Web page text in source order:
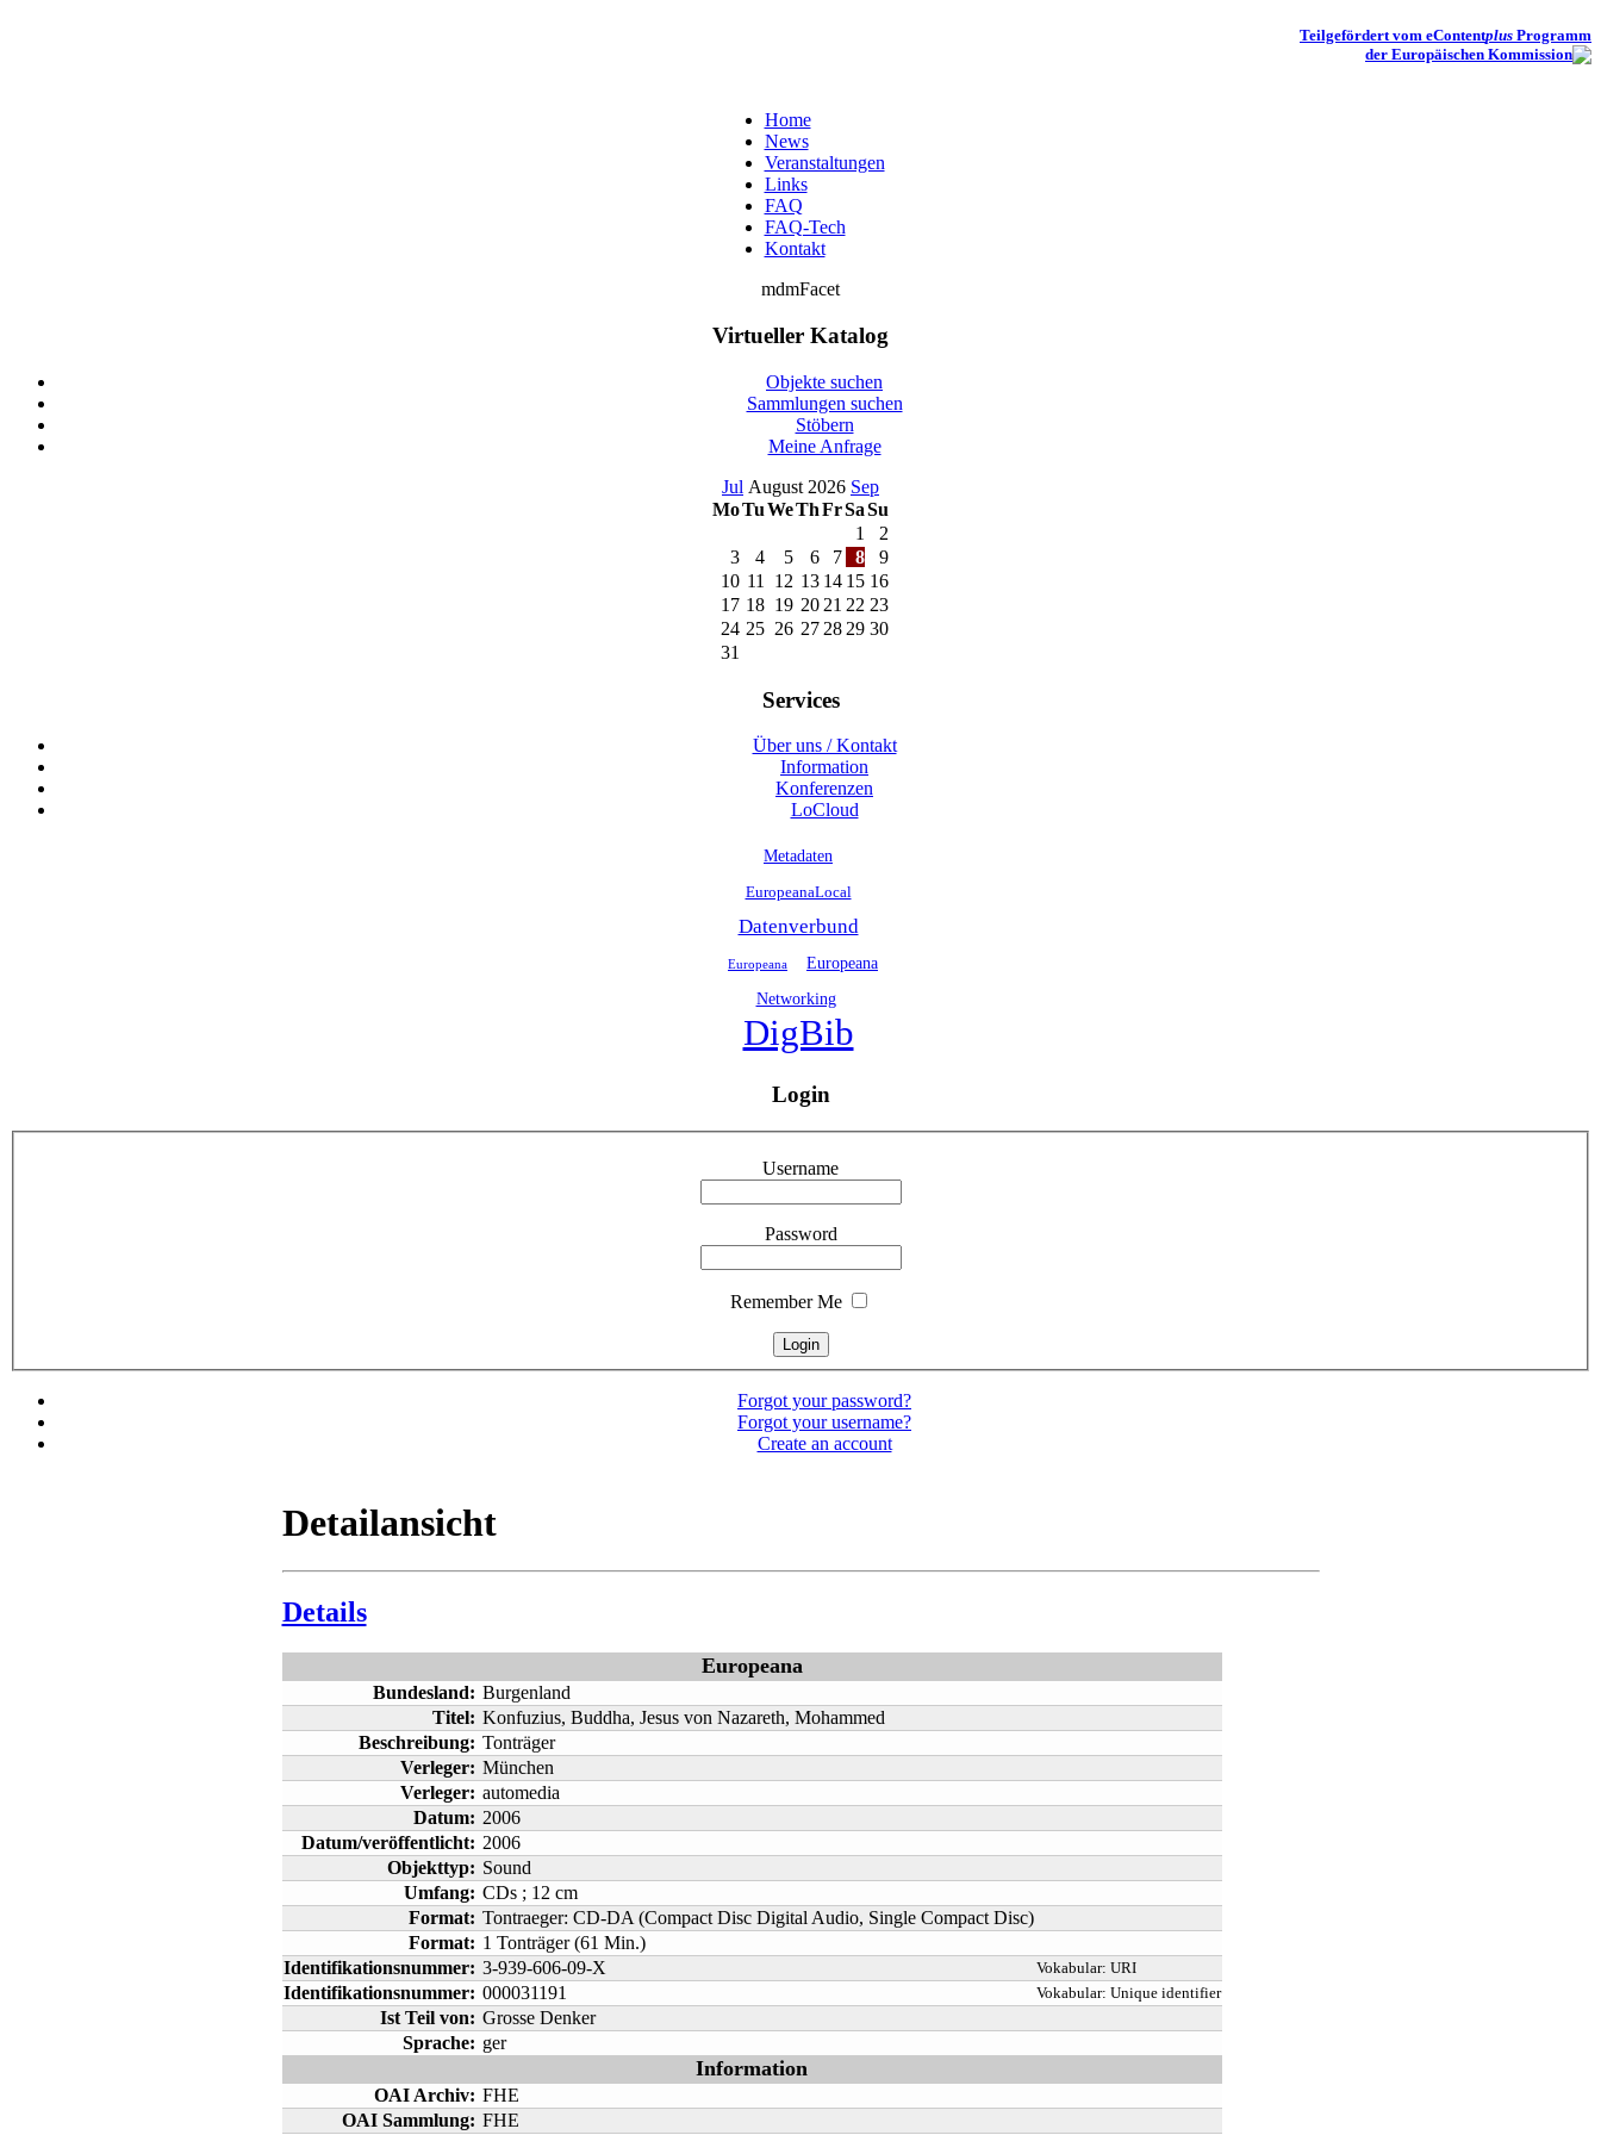
Teilgefördert vom eContentplus Programm
der Europäischen Kommission
Home
News
Veranstaltungen
Links
FAQ
FAQ-Tech
Kontakt
mdmFacet
Virtueller Katalog
Objekte suchen
Sammlungen suchen
Stöbern
Meine Anfrage
Jul August 2026 Sep
MoTuWeThFrSaSu
1
2
3
4 5 6 7 8
9
10 11 12 13 14 15 16
17 18 19 20 21 22 23
24 25 26 27 28 29 30
31
Services
Über uns / Kontakt
Information
Konferenzen
LoCloud
Metadaten
EuropeanaLocal
Datenverbund
Europeana
Europeana
Networking
DigBib
Login
Username
Password
Remember Me
Forgot your password?
Forgot your username?
Create an account
Detailansicht
Details
Europeana
Bundesland: Burgenland
Titel: Konfuzius, Buddha, Jesus von Nazareth, Mohammed
Beschreibung: Tonträger
Verleger: München
Verleger: automedia
Datum: 2006
Datum/veröffentlicht: 2006
Objekttyp: Sound
Umfang: CDs ; 12 cm
Format: Tontraeger: CD-DA (Compact Disc Digital Audio, Single Compact Disc)
Format: 1 Tonträger (61 Min.)
Identifikationsnummer: 3-939-606-09-X Vokabular: URI
Identifikationsnummer: 000031191 Vokabular: Unique identifier
Ist Teil von: Grosse Denker
Sprache: ger
Information
OAI Archiv: FHE
OAI Sammlung: FHE